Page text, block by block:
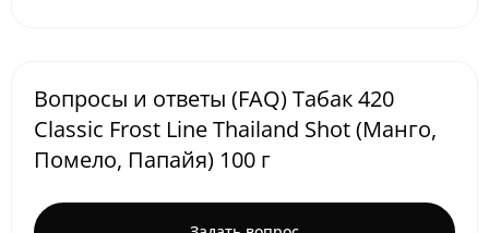
Вопросы и ответы (FAQ) Табак 420
Classic Frost Line Thailand Shot (Манго,
Помело, Папайя) 100 г